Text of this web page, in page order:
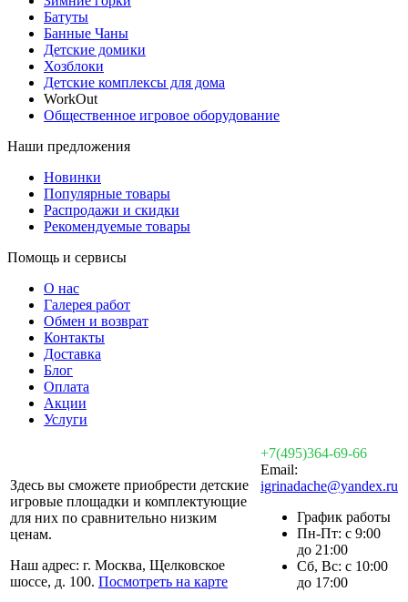
Батуты
Банные Чаны
Детские домики
Хозблоки
Детские комплексы для дома
WorkOut
Общественное игровое оборудование
Наши предложения
Новинки
Популярные товары
Распродажи и скидки
Рекомендуемые товары
Помощь и сервисы
О нас
Галерея работ
Обмен и возврат
Контакты
Доставка
Блог
Оплата
Акции
Услуги
Здесь вы сможете приобрести детские
игровые площадки и комплектующие
для них по сравнительно низким
ценам.
Наш адрес: г. Москва, Щелковское
шоссе, д. 100. Посмотреть на карте
+7(495)364-69-66
Email:
igrinadache@yandex.ru
График работы
Пн-Пт: с 9:00
до 21:00
Сб, Вс: с 10:00
до 17:00